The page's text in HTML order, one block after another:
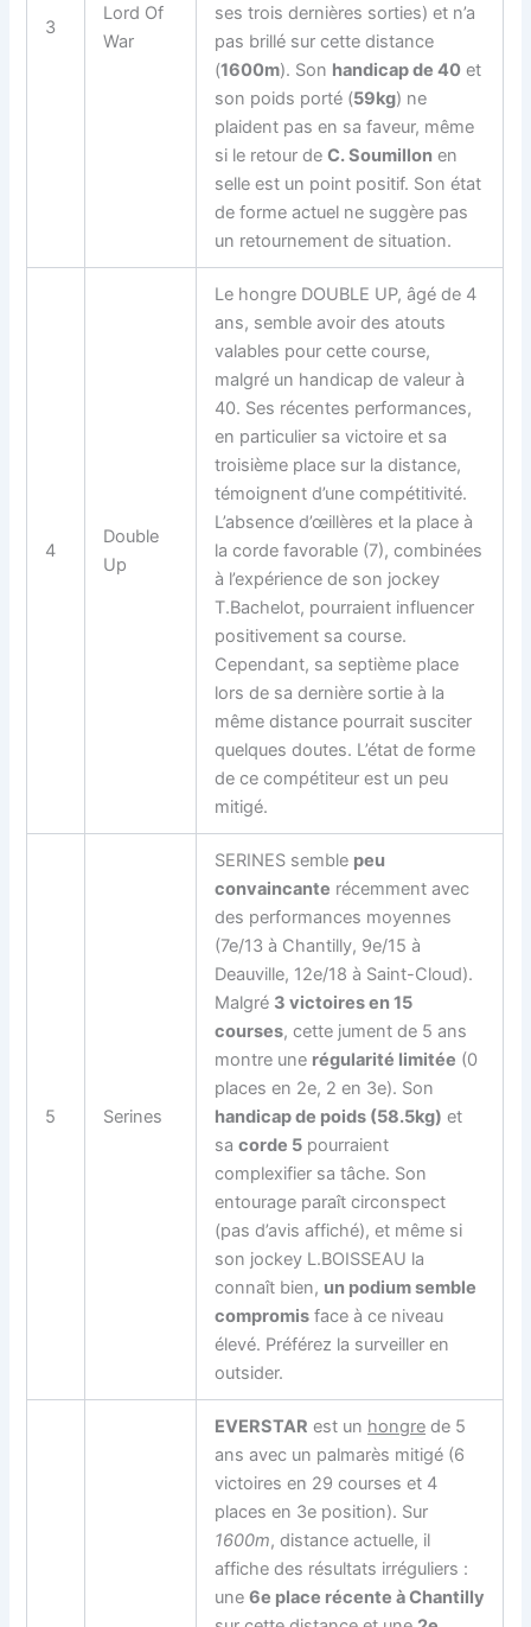
3
Lord Of
War
ses trois dernières sorties) et n’a
pas brillé sur cette distance
(1600m). Son handicap de 40 et
son poids porté (59kg) ne
plaident pas en sa faveur, même
si le retour deC. Soumillon en
selle est un point positif. Son état
de forme actuel ne suggère pas
un retournement de situation.
4
Double
Up
Le hongre DOUBLE UP, âgé de 4
ans, semble avoir des atouts
valables pour cette course,
malgré un handicap de valeur à
40. Ses récentes performances,
en particulier sa victoire et sa
troisième place sur la distance,
témoignent d’une compétitivité.
L’absence d’œillères et la place à
la corde favorable (7), combinées
à l’expérience de son jockey
T.Bachelot, pourraient influencer
positivement sa course.
Cependant, sa septième place
lors de sa dernière sortie à la
même distance pourrait susciter
quelques doutes. L’état de forme
de ce compétiteur est un peu
mitigé.
5 Serines
SERINES semble peu
convaincante récemment avec
des performances moyennes
(7e/13 à Chantilly, 9e/15 à
Deauville, 12e/18 à Saint-Cloud).
Malgré 3 victoires en 15
courses, cette jument de 5 ans
montre une régularité limitée (0
places en 2e, 2 en 3e). Son
handicap de poids (58.5kg) et
sacorde 5 pourraient
complexifier sa tâche. Son
entourage paraît circonspect
(pas d’avis affiché), et même si
son jockey L.BOISSEAU la
connaît bien, un podium semble
compromis face à ce niveau
élevé. Préférez la surveiller en
outsider.
EVERSTAR est un hongre de 5
ans avec un palmarès mitigé (6
victoires en 29 courses et 4
places en 3e position). Sur
1600m, distance actuelle, il
affiche des résultats irréguliers :
une6e place récente à Chantilly